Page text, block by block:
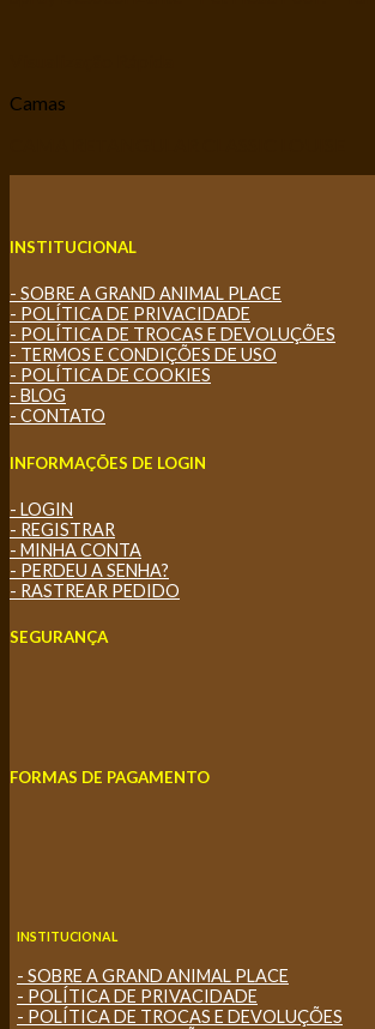
Camas
INSTITUCIONAL
- SOBRE A GRAND ANIMAL PLACE
- POLÍTICA DE PRIVACIDADE
- POLÍTICA DE TROCAS E DEVOLUÇÕES
- TERMOS E CONDIÇÕES DE USO
- POLÍTICA DE COOKIES
- BLOG
- CONTATO
INFORMAÇÕES DE LOGIN
- LOGIN
- REGISTRAR
- MINHA CONTA
- PERDEU A SENHA?
- RASTREAR PEDIDO
SEGURANÇA
FORMAS DE PAGAMENTO
INSTITUCIONAL
- SOBRE A GRAND ANIMAL PLACE
- POLÍTICA DE PRIVACIDADE
- POLÍTICA DE TROCAS E DEVOLUÇÕES